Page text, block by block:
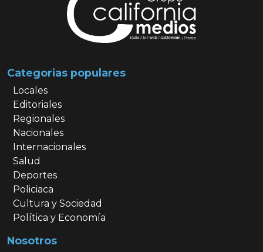
Categorias populares
Locales
Editoriales
Regionales
Nacionales
Internacionales
Salud
Deportes
Policiaca
Cultura y Sociedad
Política y Economía
Nosotros